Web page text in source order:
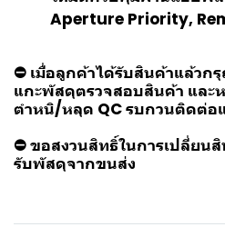
Aperture Priority,
⛔ เมื่อลูกค้าได้รับสินค้าแล้ว
แกะพัสดุตรวจสอบสินค้า แล
ตำหนิ/หลุด QC รบกวนติดต่อ
⛔ ขอสงวนสิทธิ์ในการเปลี่ยน
รับพัสดุจากขนส่ง